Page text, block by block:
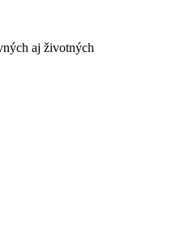
aj životných